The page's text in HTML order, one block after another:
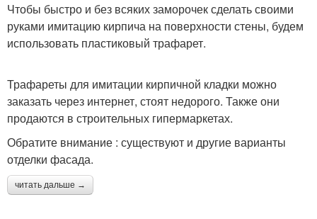
Чтобы быстро и без всяких заморочек сделать своими
руками имитацию кирпича на поверхности стены, будем
использовать пластиковый трафарет.
Трафареты для имитации кирпичной кладки можно
заказать через интернет, стоят недорого. Также они
продаются в строительных гипермаркетах.
Обратите внимание : существуют и другие варианты
отделки фасада.
читать дальше →